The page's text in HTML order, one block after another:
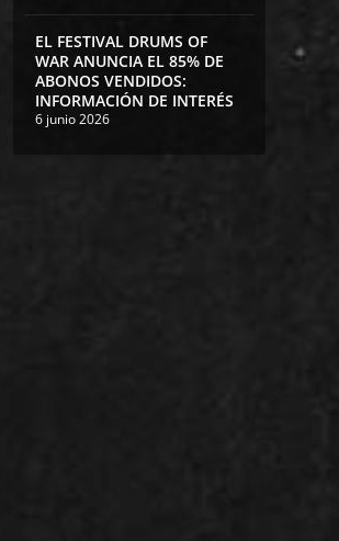
EL FESTIVAL DRUMS OF
WAR ANUNCIA EL 85% DE
ABONOS VENDIDOS:
INFORMACIÓN DE INTERÉS
6 junio 2026